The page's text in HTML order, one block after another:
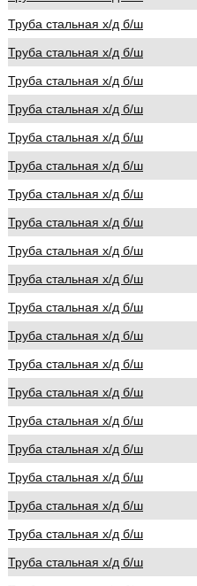
Труба стальная х/д б/ш
Труба стальная х/д б/ш
Труба стальная х/д б/ш
Труба стальная х/д б/ш
Труба стальная х/д б/ш
Труба стальная х/д б/ш
Труба стальная х/д б/ш
Труба стальная х/д б/ш
Труба стальная х/д б/ш
Труба стальная х/д б/ш
Труба стальная х/д б/ш
Труба стальная х/д б/ш
Труба стальная х/д б/ш
Труба стальная х/д б/ш
Труба стальная х/д б/ш
Труба стальная х/д б/ш
Труба стальная х/д б/ш
Труба стальная х/д б/ш
Труба стальная х/д б/ш
Труба стальная х/д б/ш